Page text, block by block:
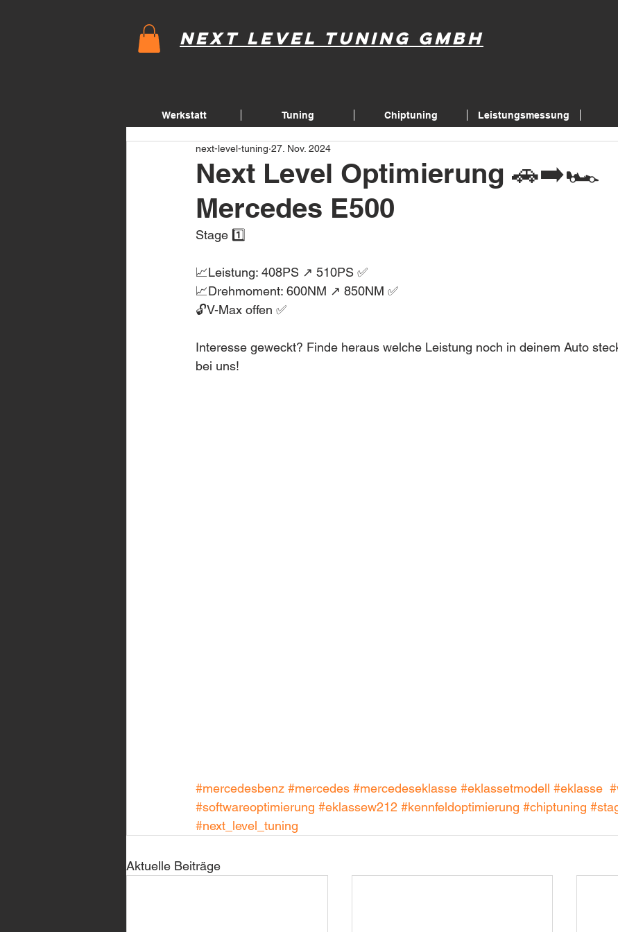
Next Level Tuning GmbH
Werkstatt Tuning Chiptuning Leistungsmessung
Next Level Optimierung 🚗➡️🏎
Mercedes E500
next-level-tuning 27. Nov. 2024
Stage 1️⃣
📈Leistung: 408PS ↗️ 510PS ✅
📈Drehmoment: 600NM ↗️ 850NM ✅
🔓V-Max offen ✅
Interesse geweckt? Finde heraus welche Leistung noch in deinem Auto
bei uns!
#mercedesbenz #mercedes #mercedeseklasse #eklassetmodell #eklasse
#softwareoptimierung #eklassew212 #kennfeldoptimierung #chiptuning
#next_level_tuning
Aktuelle Beiträge